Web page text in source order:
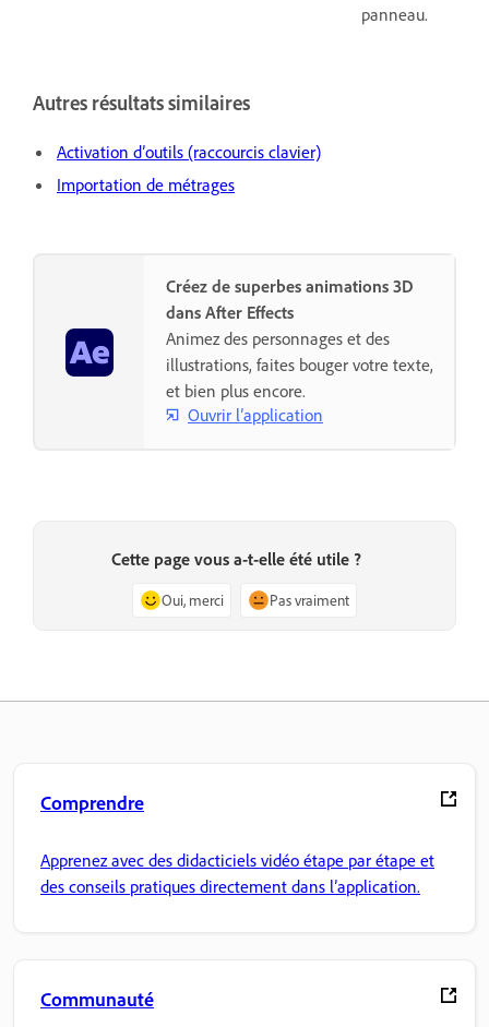
panneau.
Autres résultats similaires
Activation d’outils (raccourcis clavier)
Importation de métrages
Créez de superbes animations 3D
dans After Effects
Animez des personnages et des
illustrations, faites bouger votre texte,
et bien plus encore.
Ouvrir l’application
Cette page vous a-t-elle été utile ?
Oui, merci Pas vraiment
Comprendre
Apprenez avec des didacticiels vidéo étape par étape et
des conseils pratiques directement dans l’application.
Communauté